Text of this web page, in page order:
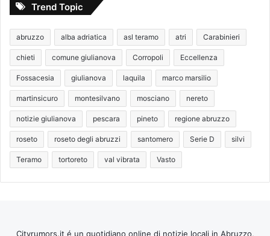
Trend Topic
abruzzo alba adriatica asl teramo atri Carabinieri
chieti comune giulianova Corropoli Eccellenza
Fossacesia giulianova laquila marco marsilio
martinsicuro montesilvano mosciano nereto
notizie giulianova pescara pineto regione abruzzo
roseto roseto degli abruzzi santomero Serie D silvi
Teramo tortoreto val vibrata Vasto
Cityrumors.it é un quotidiano online di notizie locali in Abruzzo,